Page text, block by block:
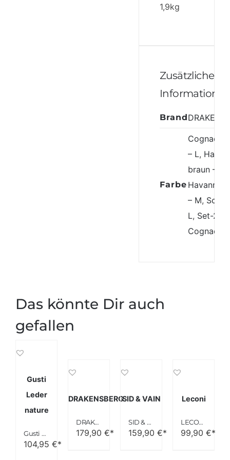
1,9kg
Zusätzliche
Brand
Farbe
Cognac-
– L,
braun – L
Havanna-
– M,
L, Set-2
Cognac-
Das könnte Dir auch
gefallen
Gusti
Leder
nature
Gusti Leder nature “Harvey” Weekender Braun R27b
104,95 €*
DRAKENSBERG
DRAKENSBERG Kimberley Duffel Weekender
179,90 €*
SID & VAIN
SID & VAIN Reisetasche Bristol XXL Herren Weekender 65 cm braun
159,90 €*
Leconi
LECONI Weekender Leder unisex
99,90 €*